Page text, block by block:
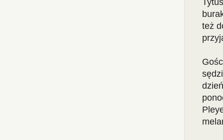
też